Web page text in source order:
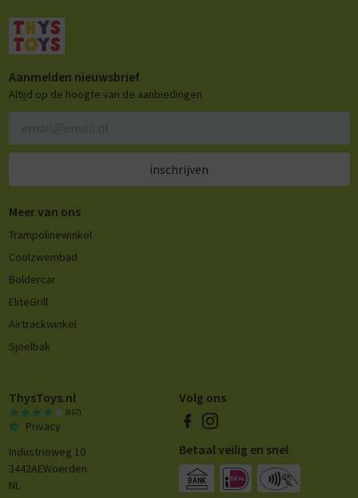
Aanmelden nieuwsbrief
Altijd op de hoogte van de aanbiedingen
inschrijven
Meer van ons
Trampolinewinkel
Coolzwembad
Boldercar
EliteGrill
Airtrackwinkel
Sjoelbak
ThysToys.nl
(957)
Privacy
Industrieweg 10
3442AEWoerden
NL
Volg ons
Betaal veilig en snel